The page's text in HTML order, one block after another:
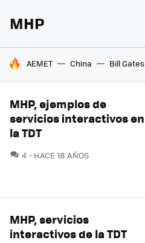
MHP
HOY SE HABLA DE
AEMET China Bill Gates
MHP, ejemplos de
servicios interactivos en
la TDT
4 COMENTARIOS
HACE 18 AÑOS
MHP, servicios
interactivos de la TDT